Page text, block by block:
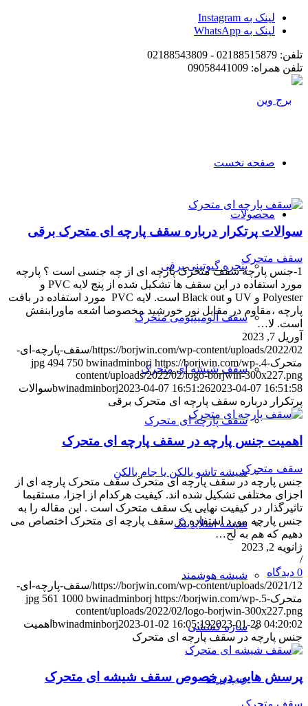
لینک به Instagram
لینک به WhatsApp
تلفن: 02188515879 - 02188543809
تلفن همراه: 09058441009
صفحه نخست
محصولات
پنجره گیوتینی برقی
سقف آلومینیومی متحرک
سقف شیشه ای متحرک
سقف پارچه ای متحرک
شیشه تاشو بالکن یا جام بالکن
شیشه اسلایدینگ
شیشه هوشمند
سازه کششی
زیپ پرده
سوالات پرتکرار درباره سقف پارچه ای متحرک برقی
سقف متحرک
1-جنس پارچه سقف متحرک پارچه ای از چه جنسی است ؟ پارچه
مورد استفاده در این سقف ها تشکیل شده از پنج لایه PVC و
Polyester و UV و Black out است. لایه PVC مورد استفاده در بافت
پارچه ،مقاوم در مقابل نور خورشید مخصوصا اشعه ماورابنفش
است. لا…
آوریل 7, 2023
https://borjwin.com/wp-content/uploads/2022/02/سقف-پارچه-ای-
متحرک-4.jpg
494 750 bwinadminborj https://borjwin.com/wp-
content/uploads/2022/02/logo-borjwin-300x227.png
bwinadminborj2023-04-07 16:51:262023-04-07 16:51:58
سوالات
پرتکرار درباره سقف پارچه ای متحرک برقی
اهمیت جنس پارچه در سقف پارچه ای متحرک
سقف متحرک
جنس پارچه در سقف پارچه ای متحرک سقف متحرک پارچه ای از
اجزای مختلفی تشکیل شده اند. کیفیت هرکدام از اجزا، مستقیما
تاثیرگذار در کیفیت نهایی یک سقف متحرک است . این مقاله را به
جنس پارچه مورد استفاده در سقف پارچه ای متحرک اختصاص می
دهیم که هم به لح…
ژانویه 2, 2023
/
0 دیدگاه
https://borjwin.com/wp-content/uploads/2021/12/سقف-پارچه-ای-
متحرک-5.jpg
561 1000 bwinadminborj https://borjwin.com/wp-
content/uploads/2022/02/logo-borjwin-300x227.png
bwinadminborj2023-01-02 16:05:192023-01-28 04:20:02
اهمیت
جنس پارچه در سقف پارچه ای متحرک
پرسش هایی در خصوص سقف شیشه ای متحرک